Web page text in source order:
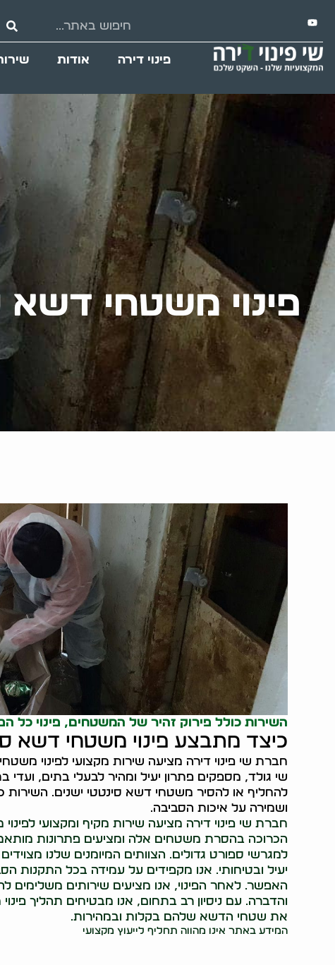
פינוי דירה אודות
פינוי משטחי דשא
השירות כולל פירוק זהיר של המשטחים, פינוי כל
כיצד מתבצע פינוי משטחי דשא
חברת שי פינוי דירה מציעה שירות מקצועי לפינוי
שי גולד, מספקים פתרון יעיל ומהיר לבעלי בתים, ועדי
להחליף או להסיר משטחי דשא סינטטי ישנים. השירות
ושמירה על איכות הסביבה.
חברת שי פינוי דירה מציעה שירות מקיף ומקצועי
הכרוכה בהסרת משטחים אלה ומציעים פתרונות
למגרשי ספורט גדולים. הצוותים המיומנים שלנו
יעיל ובטיחותי. אנו מקפידים על עמידה בכל התקנות
האפשר. לאחר הפינוי, אנו מציעים שירותים
והדברה. עם ניסיון רב בתחום, אנו מבטיחים תהליך
את שטחי הדשא שלהם בקלות ובמהירות.
המידע באתר אינו מהווה תחליף לייעוץ מקצועי